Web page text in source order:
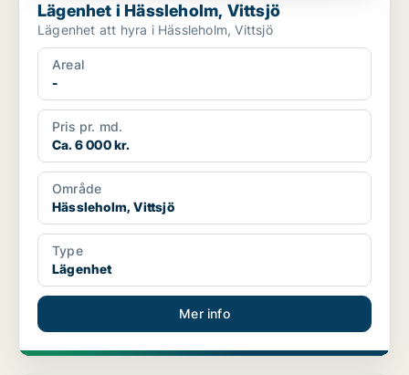
Lägenhet i Hässleholm, Vittsjö
Lägenhet att hyra i Hässleholm, Vittsjö
Areal
-
Pris pr. md.
Ca. 6 000 kr.
Område
Hässleholm, Vittsjö
Type
Lägenhet
Mer info